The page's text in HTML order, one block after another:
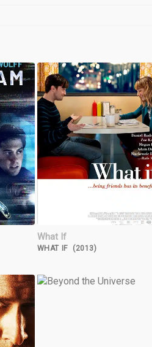
What If
WHAT IF (2013)